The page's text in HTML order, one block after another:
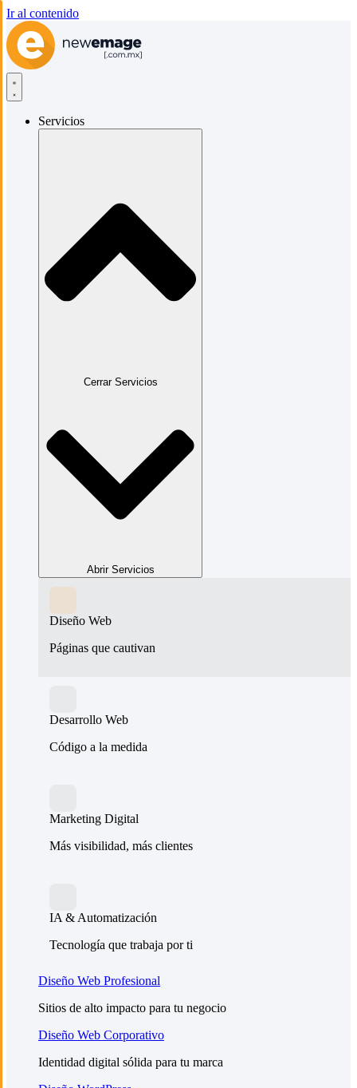
Ir al contenido
Servicios
Cerrar Servicios
Abrir Servicios
Diseño Web
Páginas que cautivan
Desarrollo Web
Código a la medida
Marketing Digital
Más visibilidad, más clientes
IA & Automatización
Tecnología que trabaja por ti
Diseño Web Profesional
Sitios de alto impacto para tu negocio
Diseño Web Corporativo
Identidad digital sólida para tu marca